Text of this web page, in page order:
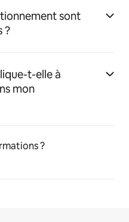
sont
?
t-elle à
mon
?